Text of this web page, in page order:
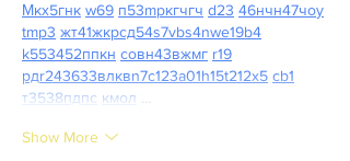
Мкх5гнк w69 п53mpкгчгч d23 46нчн47чоу
tmp3 жт41жкрсд54s7vbs4nwe19b4
k553452ппкн совн43вжмг r19
рдr243633влквn7c123a01h15t212x5 cb1
т3538пдпс кмол …
Show More